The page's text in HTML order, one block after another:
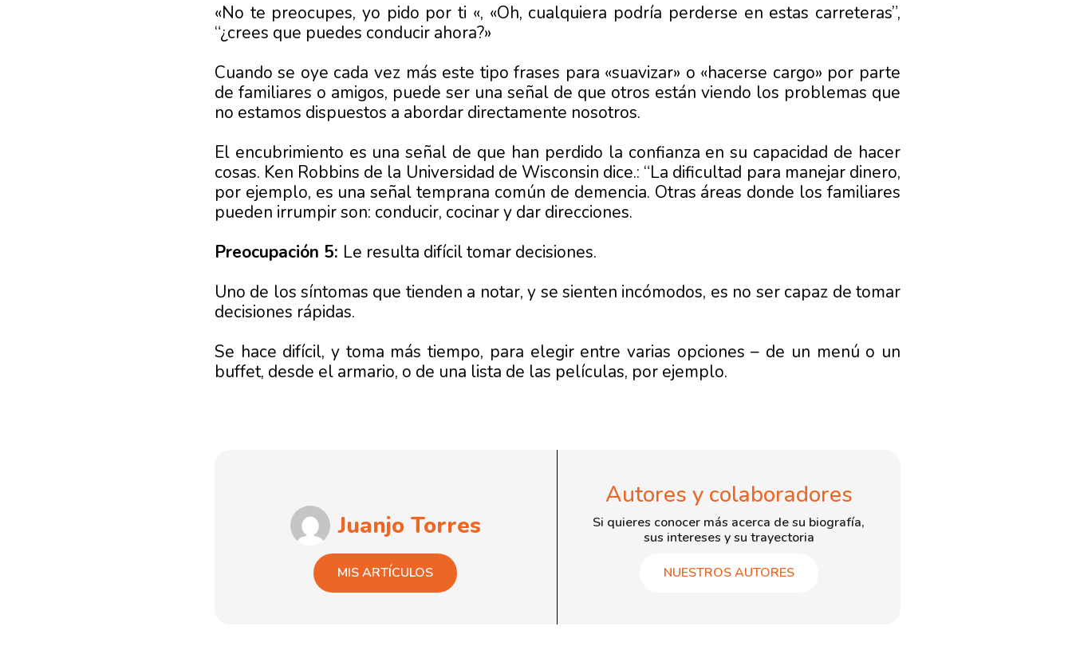
«No te preocupes, yo pido por ti «, «Oh, cualquiera podría perderse en estas carreteras”,
“¿crees que puedes conducir ahora?»
Cuando se oye cada vez más este tipo frases para «suavizar» o «hacerse cargo» por parte
de familiares o amigos, puede ser una señal de que otros están viendo los problemas que
no estamos dispuestos a abordar directamente nosotros.
El encubrimiento es una señal de que han perdido la confianza en su capacidad de hacer
cosas. Ken Robbins de la Universidad de Wisconsin dice.: “La dificultad para manejar dinero,
por ejemplo, es una señal temprana común de demencia. Otras áreas donde los familiares
pueden irrumpir son: conducir, cocinar y dar direcciones.
Preocupación 5: Le resulta difícil tomar decisiones.
Uno de los síntomas que tienden a notar, y se sienten incómodos, es no ser capaz de tomar
decisiones rápidas.
Se hace difícil, y toma más tiempo, para elegir entre varias opciones – de un menú o un
buffet, desde el armario, o de una lista de las películas, por ejemplo.
Juanjo Torres
MIS ARTÍCULOS
Autores y colaboradores
Si quieres conocer más acerca de su biografía,
sus intereses y su trayectoria
NUESTROS AUTORES